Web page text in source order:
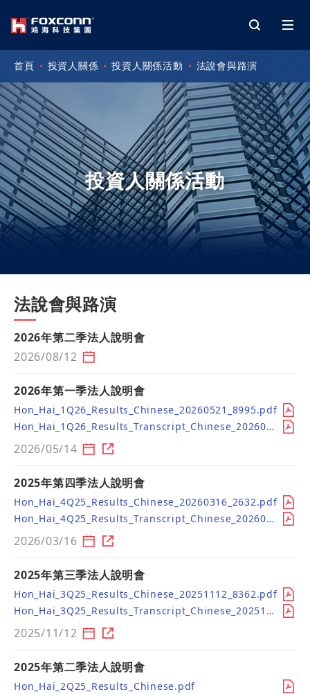
投資人關係活動
首頁 投資人關係 投資人關係活動 法說會與路演
法說會與路演
2026年第二季法人說明會
2026/08/12
2026年第一季法人說明會
Hon_Hai_1Q26_Results_Chinese_20260521_8995.pdf
Hon_Hai_1Q26_Results_Transcript_Chinese_20260514_8066_20260526_9899.pdf
2026/05/14
2025年第四季法人說明會
Hon_Hai_4Q25_Results_Chinese_20260316_2632.pdf
Hon_Hai_4Q25_Results_Transcript_Chinese_20260317_9157.pdf
2026/03/16
2025年第三季法人說明會
Hon_Hai_3Q25_Results_Chinese_20251112_8362.pdf
Hon_Hai_3Q25_Results_Transcript_Chinese_20251112_7187.pdf
2025/11/12
2025年第二季法人說明會
Hon_Hai_2Q25_Results_Chinese.pdf